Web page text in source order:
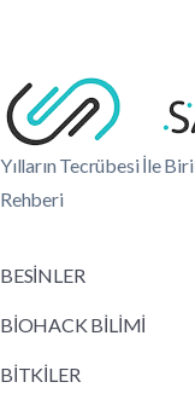
Yılların Tecrübesi İle
Rehberi
BESİNLER
BİOHACK BİLİMİ
BİTKİLER